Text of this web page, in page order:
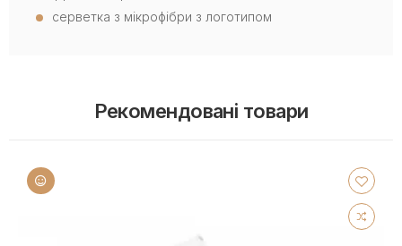
серветка з мікрофібри з логотипом
Рекомендовані товари